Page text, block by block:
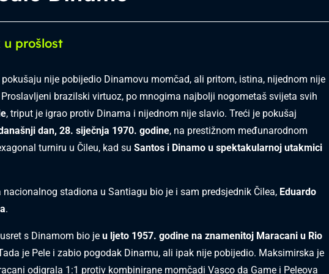
prošlost
nije pobijedio Dinamovu momčad, ali pritom, istina, nijednom nije
brazilski virtuoz, po mnogima najbolji nogometaš svijeta svih
, triput je igrao protiv Dinama i nijednom nije slavio. Treći je pokušaj
dan, 28. siječnja 1970. godine, na prestižnom međunarodnom
turniru u Čileu, kad su Santos i Dinamo u spektakularnoj utakmici
stadiona u Santiagu bio je i sam predsjednik Čilea, Eduardo
.
s Dinamom bio je u ljeto 1957. godine na znamenitoj Maracani u Rio
je Pele i zabio pogodak Dinamu, ali ipak nije pobijedio. Maksimirska je
odigrala 1:1 protiv kombinirane momčadi Vasco da Game i Peleova